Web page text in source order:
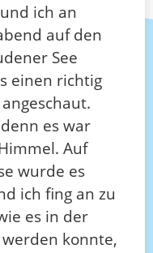
ich an
auf den
See
einen richtig
es war
Auf
wurde es
ich fing an zu
es in der
konnte,